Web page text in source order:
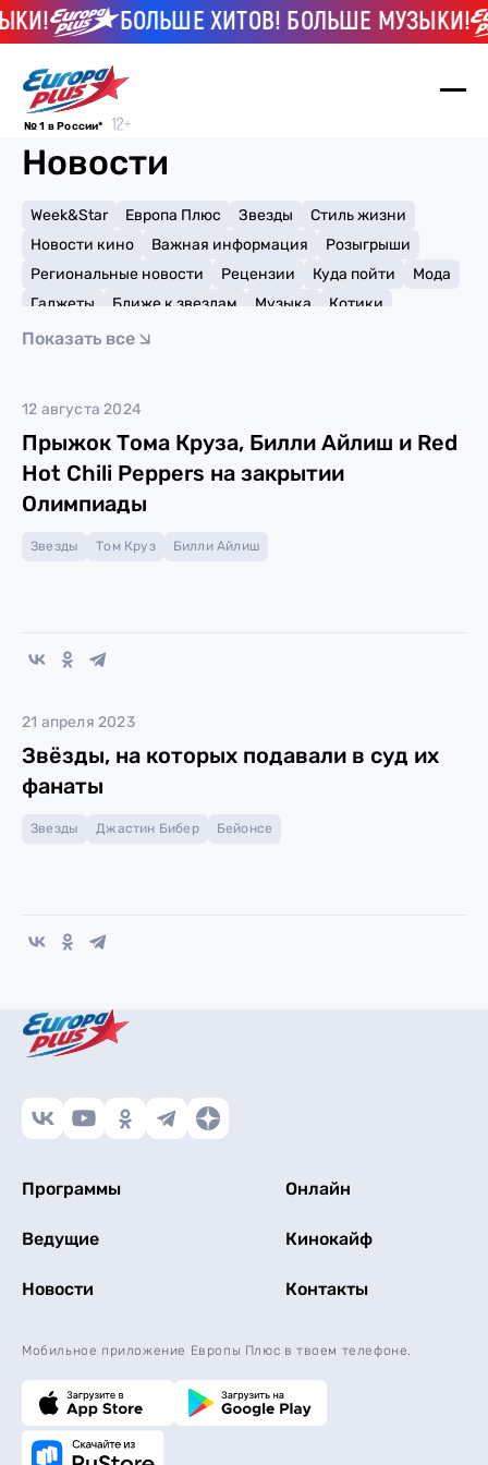
БОЛЬШЕ ХИТОВ! БОЛЬШЕ МУЗЫКИ!
№ 1 в России*
Новости
Week&Star Европа Плюс Звезды
Стиль жизни
Новости кино
Важная информация
Розыгрыши
Региональные новости
Рецензии Куда пойти
Мода
Гаджеты
Ближе к звездам Музыка
Котики
Мемы и тренды
Показать все
12 августа 2024
Прыжок Тома Круза, Билли Айлиш и Red
Hot Chili Peppers на закрытии
Олимпиады
Звезды Том Круз Билли Айлиш
21 апреля 2023
Звёзды, на которых подавали в суд их
фанаты
Звезды Джастин Бибер Бейонсе
Программы Онлайн
Ведущие Кинокайф
Новости Контакты
Мобильное приложение Европы Плюс в твоем телефоне.